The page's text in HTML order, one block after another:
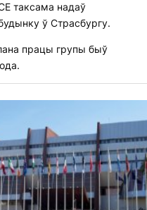
таксама надаў
ў Страсбургу.
працы групы быў